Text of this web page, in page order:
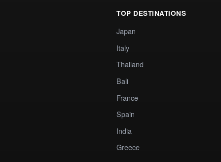
TOP DESTINATIONS
Japan
Italy
Thailand
Bali
France
Spain
India
Greece